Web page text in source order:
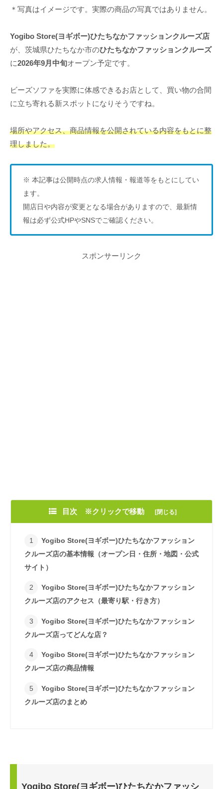
＊写真はイメージです。実際の商品の写真ではありません。
Yogibo Store(ヨギボー)ひたちなかファッションクルーズ店
が、茨城県ひたちなか市のひたちなかファッションクルーズ
に2026年9月中旬オープン予定です。
ビーズソファを実際に体感できるお店として、買い物の合間
に立ち寄れる新スポットになりそうですね。
場所やアクセス、商品情報を公開されている内容をもとに整
理しました。
※ 本記事は公開時点の求人情報・報道等をもとにしてい
ます。
開店日や内容が変更となる場合がありますので、最新情
報は必ず公式HPやSNSでご確認ください。
スポンサーリンク
目次 ※クリックで移動
Yogibo Store(ヨギボー)ひたちなかファッション
クルーズ店の基本情報（オープン日・住所・地図・公式
サイト）
Yogibo Store(ヨギボー)ひたちなかファッション
クルーズ店のアクセス（最寄り駅・行き方）
Yogibo Store(ヨギボー)ひたちなかファッション
クルーズ店ってどんな店？
Yogibo Store(ヨギボー)ひたちなかファッション
クルーズ店の商品情報
Yogibo Store(ヨギボー)ひたちなかファッション
クルーズ店のまとめ
Yogibo Store(ヨギボー)ひたちなかファッシ